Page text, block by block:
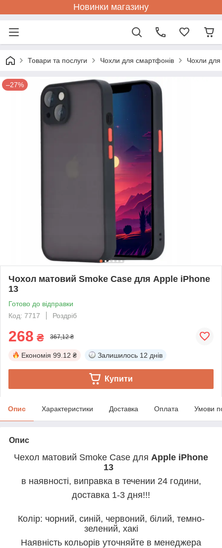
Новинки магазину
Товари та послуги Чохли для смартфонів Чохли
–27%
Чохол матовий Smoke Case для Apple iPhone
13
Готово до відправки
Код: 7717
Роздріб
268 ₴ 367,12 ₴
Економія 99.12 ₴ Залишилось 12 днів
Купити
Опис Характеристики Доставка Оплата Умови
Опис
Чехол матовий Smoke Case для Apple iPhone
13
в наявності, виправка в течении 24 години,
доставка 1-3 дня!!!
Колір: чорний, синій, червоний, білий, темно-
зелений, хакі
Наявність кольорів уточняйте в менеджера